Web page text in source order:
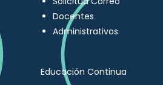
Docentes
Administrativos
Educación Continua